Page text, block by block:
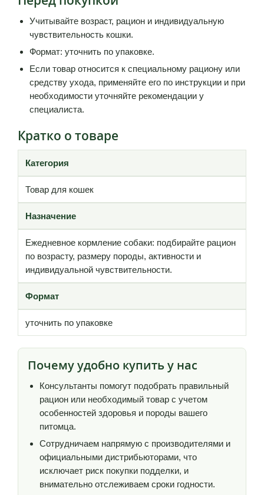
Учитывайте возраст, рацион и индивидуальную
чувствительность кошки.
Формат: уточнить по упаковке.
Если товар относится к специальному рациону или
средству ухода, применяйте его по инструкции и при
необходимости уточняйте рекомендации у
специалиста.
Кратко о товаре
Категория
Товар для кошек
Назначение
Ежедневное кормление собаки: подбирайте рацион
по возрасту, размеру породы, активности и
индивидуальной чувствительности.
Формат
уточнить по упаковке
Почему удобно купить у нас
Консультанты помогут подобрать правильный
рацион или необходимый товар с учетом
особенностей здоровья и породы вашего
питомца.
Сотрудничаем напрямую с производителями и
официальными дистрибьюторами, что
исключает риск покупки подделки, и
внимательно отслеживаем сроки годности.